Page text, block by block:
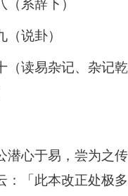
系辞下）
说卦）
读易杂记、杂记乾
心于易，尝为之传
：「此本改正处极